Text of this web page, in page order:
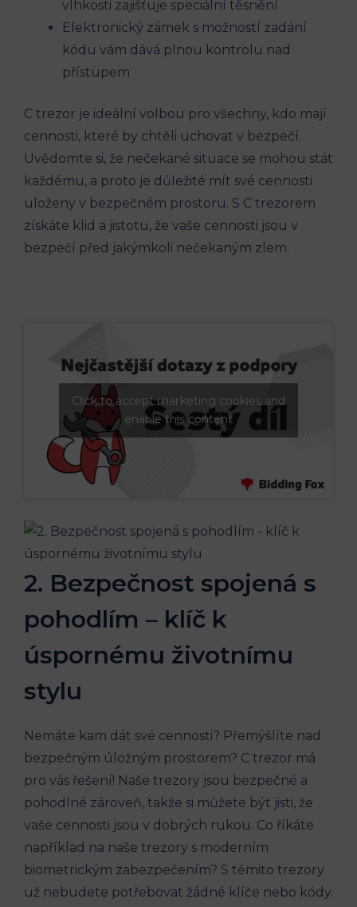
vlhkosti zajišťuje speciální těsnění
Elektronický zámek s možností zadání
kódu vám dává plnou kontrolu nad
přístupem
C trezor je ideální volbou pro všechny, kdo mají
cennosti, které by chtěli uchovat v bezpečí.
Uvědomte si, že nečekané situace se mohou stát
každému, a proto je důležité mít své cennosti
uloženy v bezpečném prostoru. S C trezorem
získáte klid a jistotu, že vaše cennosti jsou v
bezpečí před jakýmkoli nečekaným zlem.
Click to accept marketing cookies and
enable this content
2. Bezpečnost spojená s
pohodlím – klíč k
úspornému životnímu
stylu
Nemáte kam dát své cennosti? Přemýšlíte nad
bezpečným úložným prostorem? C trezor má
pro vás řešení! Naše trezory jsou bezpečné a
pohodlné zároveň, takže si můžete být jisti, že
vaše cennosti jsou v dobrých rukou. Co říkáte
například na naše trezory s moderním
biometrickým zabezpečením? S těmito trezory
už nebudete potřebovat žádné klíče nebo kódy.